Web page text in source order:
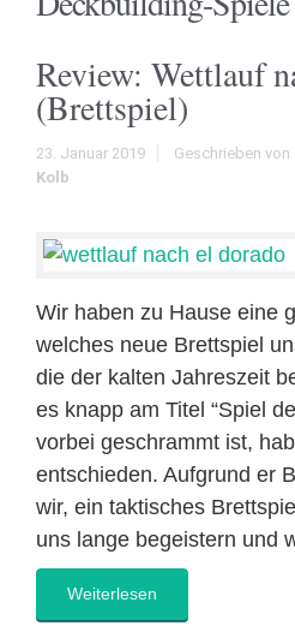
Review: Wettlauf
(Brettspiel)
23. Januar 2019 Geschrieben von
Kolb
Wir haben zu Hause eine
welches neue Brettspiel
die der kalten Jahreszeit
es knapp am Titel “Spiel
vorbei geschrammt ist,
entschieden. Aufgrund er
wir, ein taktisches
uns lange begeistern und
Weiterlesen